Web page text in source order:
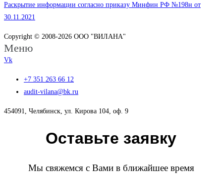
Раскрытие информации согласно приказу Минфин РФ №198н от
30.11.2021
Copyright © 2008-2026 ООО "ВИЛАНА"
Меню
Vk
+7 351 263 66 12
audit-vilana@bk.ru
454091, Челябинск, ул. Кирова 104, оф. 9
Оставьте заявку
Мы свяжемся с Вами в ближайшее время